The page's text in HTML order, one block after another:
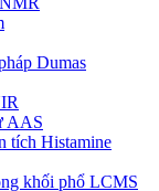
Dumas
AAS
tích Histamine
khối phổ LCMS